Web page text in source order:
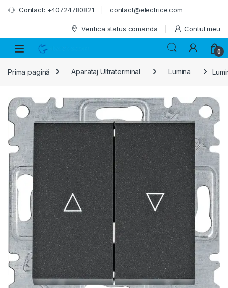
Skip to navigation
Skip to content
Contact: +40724780821 contact@electrice.com
Verifica status comanda Contul meu
0
Prima pagină Aparataj Ultraterminal Lumina